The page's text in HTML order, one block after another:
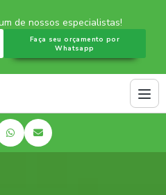
de nossos especialistas!
Faça seu orçamento por
Whatsapp